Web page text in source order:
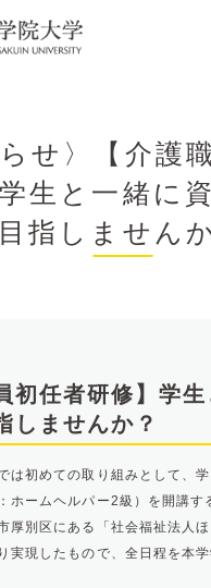
らせ〉【介護
生と一緒に
目指しません
初任者研修】学
しませんか？
は初めての取り組みとして、
ホームヘルパー2級）を開講す
厚別区にある「社会福祉法人
実現したもので、全日程を本